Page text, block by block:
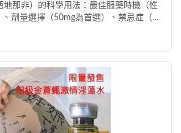
地那非）的科學用法：最佳服藥時機（性
劑量選擇（50mg為首選）、禁忌症（如
醫師監督下使用。